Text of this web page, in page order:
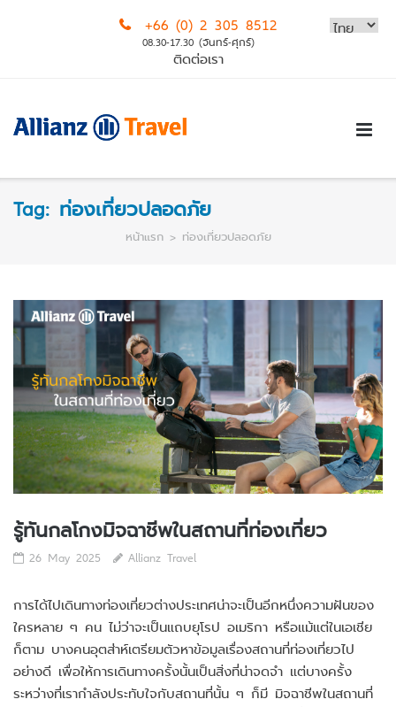
+66 (0) 2 305 8512
08.30-17.30 (จันทร์-ศุกร์)
ติดต่อเรา
Tag: ท่องเที่ยวปลอดภัย
หน้าแรก> ท่องเที่ยวปลอดภัย
รู้ทันกลโกงมิจฉาชีพในสถานที่ท่องเที่ยว
26 May 2025 Allianz Travel
การได้ไปเดินทางท่องเที่ยวต่างประเทศน่าจะเป็นอีกหนึ่งความฝันของ
ใครหลาย ๆ คน ไม่ว่าจะเป็นแถบยุโรป อเมริกา หรือแม้แต่ในเอเชีย
ก็ตาม บางคนอุตส่าห์เตรียมตัวหาข้อมูลเรื่องสถานที่ท่องเที่ยวไป
อย่างดี เพื่อให้การเดินทางครั้งนั้นเป็นสิ่งที่น่าจดจำ แต่บางครั้ง
ระหว่างที่เรากำลังประทับใจกับสถานที่นั้น ๆ ก็มี มิจฉาชีพในสถานที่